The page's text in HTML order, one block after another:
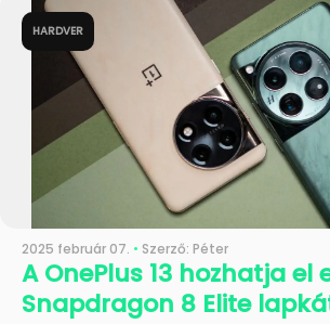
HARDVER
2025 február 07. • Szerző: Péter
A OnePlus 13 hozhatja el
Snapdragon 8 Elite